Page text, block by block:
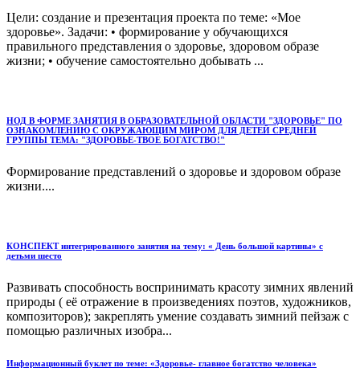
Цели: создание и презентация проекта по теме: «Мое
здоровье». Задачи: • формирование у обучающихся
правильного представления о здоровье, здоровом образе
жизни; • обучение самостоятельно добывать ...
НОД В ФОРМЕ ЗАНЯТИЯ В ОБРАЗОВАТЕЛЬНОЙ ОБЛАСТИ "ЗДОРОВЬЕ" ПО
ОЗНАКОМЛЕНИЮ С ОКРУЖАЮЩИМ МИРОМ ДЛЯ ДЕТЕЙ СРЕДНЕЙ
ГРУППЫ ТЕМА: "ЗДОРОВЬЕ-ТВОЕ БОГАТСТВО!"
Формирование представлений о здоровье и здоровом образе
жизни....
КОНСПЕКТ интегрированного занятия на тему: « День большой картины» с
детьми шесто
Развивать способность воспринимать красоту зимних явлений
природы ( её отражение в произведениях поэтов, художников,
композиторов); закреплять умение создавать зимний пейзаж с
помощью различных изобра...
Информационный буклет по теме: «Здоровье- главное богатство человека»